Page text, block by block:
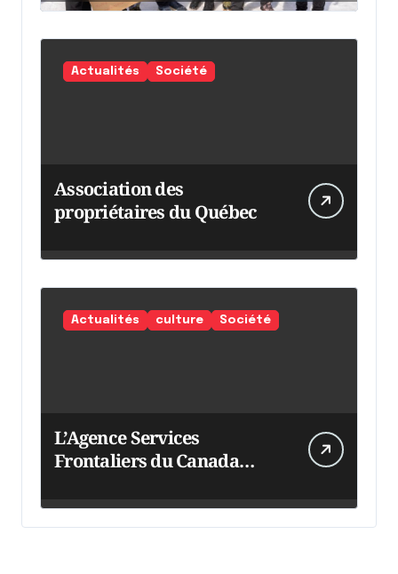
Actualités Société
Association des
propriétaires du Québec
Actualités culture Société
L’Agence Services
Frontaliers du Canada